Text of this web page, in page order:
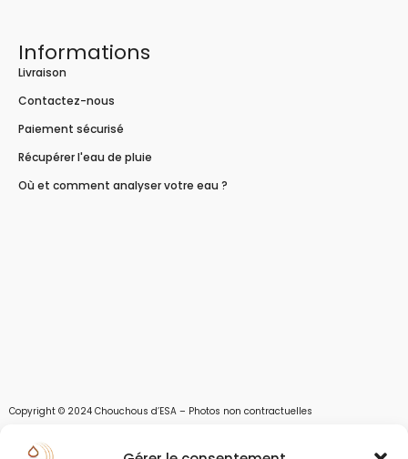
Informations
Livraison
Contactez-nous
Paiement sécurisé
Récupérer l'eau de pluie
Où et comment analyser votre eau ?
Copyright © 2024 Chouchous d’ESA – Photos non contractuelles
Les chouchous d’Esa vous apportent toutes les solutions pour récupérer l’eau de